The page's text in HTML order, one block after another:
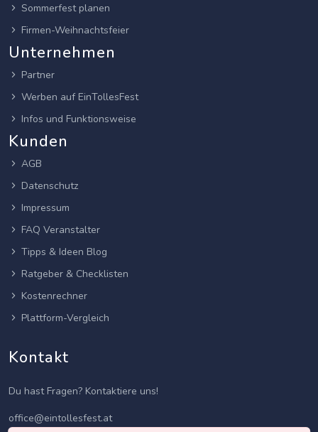
Sommerfest planen
Firmen-Weihnachtsfeier
Unternehmen
Partner
Werben auf EinTollesFest
Infos und Funktionsweise
Kunden
AGB
Datenschutz
Impressum
FAQ Veranstalter
Tipps & Ideen Blog
Ratgeber & Checklisten
Kostenrechner
Plattform-Vergleich
Kontakt
Du hast Fragen? Kontaktiere uns!
office@eintollesfest.at